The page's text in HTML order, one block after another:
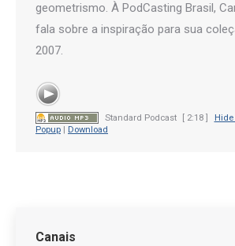
geometrismo. À PodCasting Brasil,
fala sobre a inspiração para sua
2007.
Standard Podcast [ 2:18 ] Hide
Popup
Download
Canais